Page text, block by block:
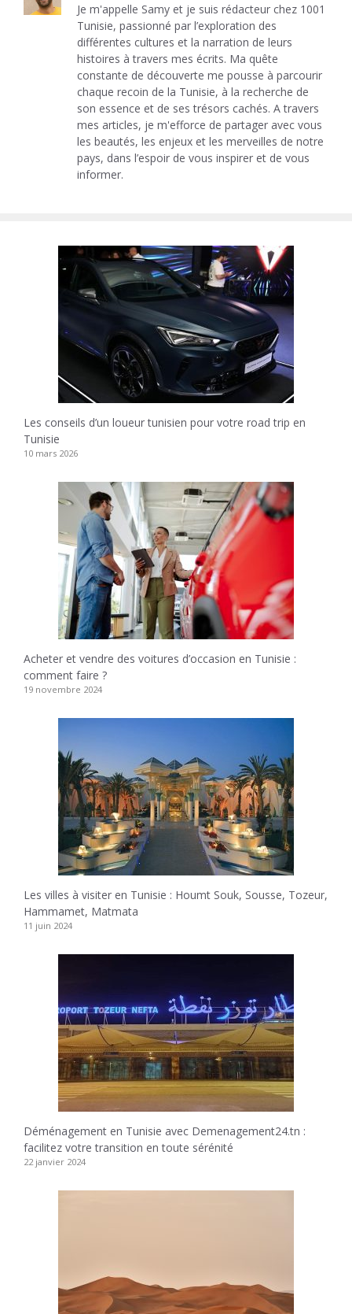
Je m'appelle Samy et je suis rédacteur chez 1001
Tunisie, passionné par l’exploration des
différentes cultures et la narration de leurs
histoires à travers mes écrits. Ma quête
constante de découverte me pousse à parcourir
chaque recoin de la Tunisie, à la recherche de
son essence et de ses trésors cachés. A travers
mes articles, je m'efforce de partager avec vous
les beautés, les enjeux et les merveilles de notre
pays, dans l’espoir de vous inspirer et de vous
informer.
Les conseils d’un loueur tunisien pour votre road trip en
Tunisie
10 mars 2026
Acheter et vendre des voitures d’occasion en Tunisie :
comment faire ?
19 novembre 2024
Les villes à visiter en Tunisie : Houmt Souk, Sousse, Tozeur,
Hammamet, Matmata
11 juin 2024
Déménagement en Tunisie avec Demenagement24.tn :
facilitez votre transition en toute sérénité
22 janvier 2024